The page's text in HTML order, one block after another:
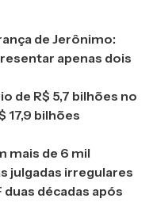
de Jerônimo:
apenas dois
de R$ 5,7 bilhões no
17,9 bilhões
mais de 6 mil
julgadas irregulares
duas décadas após